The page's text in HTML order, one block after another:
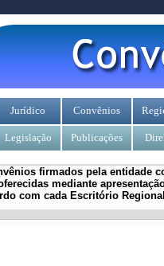
Jurídico Convênios
Legislação Publicações
firmados pela entidade
mediante
com cada Escritório